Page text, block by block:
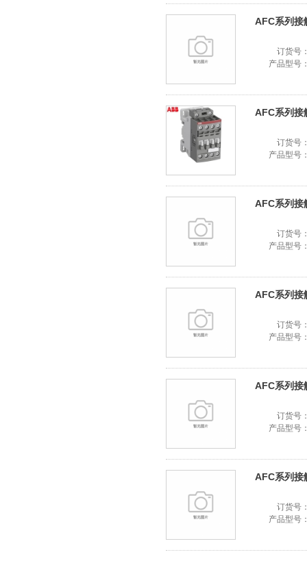
AFC系列接
订货号
产品型号
AFC系列接
订货号
产品型号
AFC系列接
订货号
产品型号
AFC系列接
订货号
产品型号
AFC系列接
订货号
产品型号
AFC系列接
订货号
产品型号